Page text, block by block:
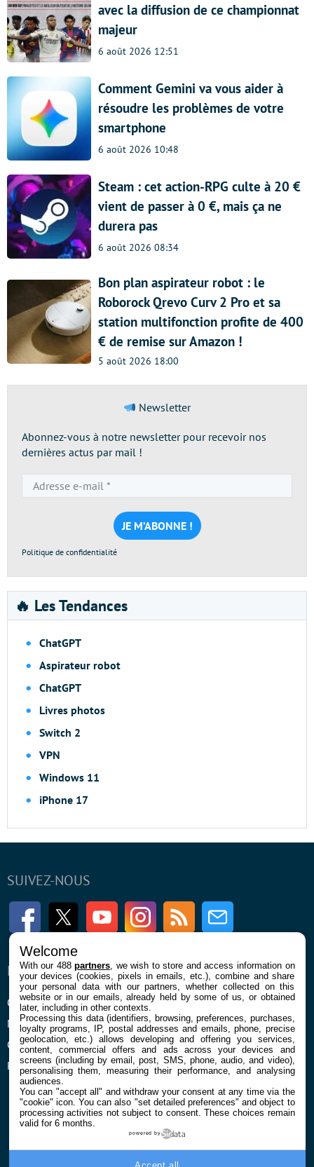
avec la diffusion de ce championnat
majeur
6 août 2026 12:51
Comment Gemini va vous aider à
résoudre les problèmes de votre
smartphone
6 août 2026 10:48
Steam : cet action-RPG culte à 20 €
vient de passer à 0 €, mais ça ne
durera pas
6 août 2026 08:34
Bon plan aspirateur robot : le
Roborock Qrevo Curv 2 Pro et sa
station multifonction profite de 400
€ de remise sur Amazon !
5 août 2026 18:00
Newsletter
Abonnez-vous à notre newsletter pour recevoir nos
dernières actus par mail !
e-
mail
*
Politique de confidentialité
🔥 Les Tendances
ChatGPT
Aspirateur robot
ChatGPT
Livres photos
Switch 2
VPN
Windows 11
iPhone 17
SUIVEZ-NOUS
FacebookTwitter Youtube InstagramRSS Newsletter
ENTREPRISE
Qui sommes nous
Mentions légales et CGU
Confidentialité et Cookies
Préférences cookies
À PROPOS
La rédaction
Contact
Welcome
With our 488partners , we wish to store and access information on
your devices (cookies, pixels in emails, etc.), combine and share
your personal data with our partners, whether collected on this
website or in our emails, already held by some of us, or obtained
later, including in other contexts.
Processing this data (identifiers, browsing, preferences, purchases,
loyalty programs, IP, postal addresses and emails, phone, precise
geolocation, etc.) allows developing and offering you services,
content, commercial offers and ads across your devices and
screens (including by email, post, SMS, phone, audio, and video),
personalising them, measuring their performance, and analysing
audiences.
You can "accept all" and withdraw your consent at any time via the
"cookie" icon. You can also "set detailed preferences" and object to
processing activities not subject to consent. These choices remain
valid for 6 months.
powered by
Accept all